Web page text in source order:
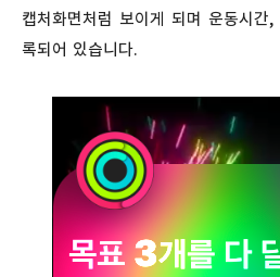
캡처화면처럼 보이게 되며 운동시간
록되어 있습니다.